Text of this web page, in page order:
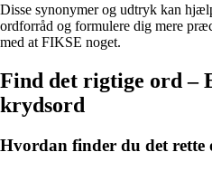
Disse synonymer og udtryk kan
ordforråd og formulere dig mere
med at FIKSE noget.
Find det rigtige ord –
krydsord
Hvordan finder du det rette